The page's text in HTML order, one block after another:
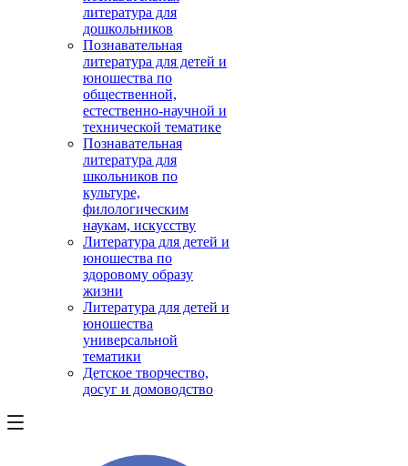
литература для
дошкольников
Познавательная
литература для детей и
юношества по
общественной,
естественно-научной и
технической тематике
Познавательная
литература для
школьников по
культуре,
филологическим
наукам, искусству
Литература для детей и
юношества по
здоровому образу
жизни
Литература для детей и
юношества
универсальной
тематики
Детское творчество,
досуг и домоводство